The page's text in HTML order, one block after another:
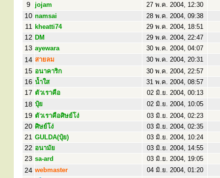
9 jojam 27 พ.ค. 2004, 12:30
10 namsai 28 พ.ค. 2004, 09:38
11 kheatti74 29 พ.ค. 2004, 18:51
12 DM 29 พ.ค. 2004, 22:47
13 ayewara 30 พ.ค. 2004, 04:07
14 สายลม 30 พ.ค. 2004, 20:31
15 อนาคาริก 30 พ.ค. 2004, 22:57
16 น้ำใส 31 พ.ค. 2004, 08:57
17 ตัวเราคือ 02 มิ.ย. 2004, 00:13
18 ปุ๋ย 02 มิ.ย. 2004, 10:05
19 ตัวเราคือศิษย์โง่ 03 มิ.ย. 2004, 02:23
20 ศิษย์โง่ 03 มิ.ย. 2004, 02:35
21 GULDA(ปุ๋ย) 03 มิ.ย. 2004, 10:24
22 อนามัย 03 มิ.ย. 2004, 14:55
23 sa-ard 03 มิ.ย. 2004, 19:05
24 webmaster 04 มิ.ย. 2004, 01:20